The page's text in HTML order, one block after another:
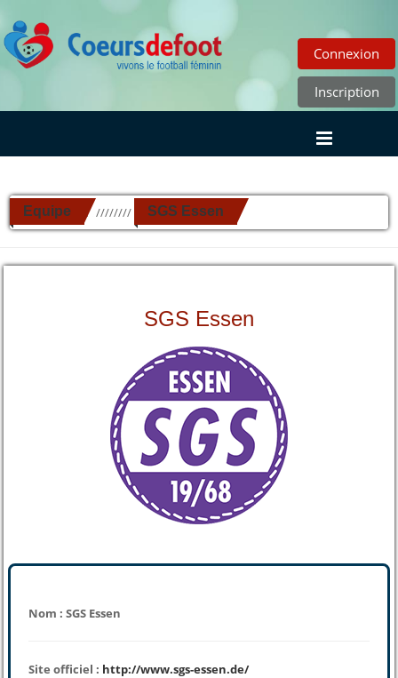
Connexion
Inscription
Equipe ////////// SGS Essen
SGS Essen
Nom : SGS Essen
Site officiel : http://www.sgs-essen.de/